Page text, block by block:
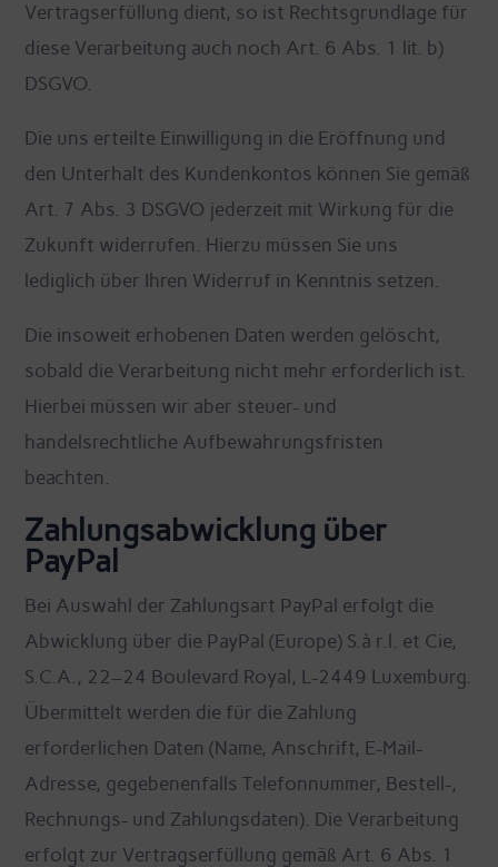
Vertragserfüllung dient, so ist Rechtsgrundlage für
diese Verarbeitung auch noch Art. 6 Abs. 1 lit. b)
DSGVO.
Die uns erteilte Einwilligung in die Eröffnung und
den Unterhalt des Kundenkontos können Sie gemäß
Art. 7 Abs. 3 DSGVO jederzeit mit Wirkung für die
Zukunft widerrufen. Hierzu müssen Sie uns
lediglich über Ihren Widerruf in Kenntnis setzen.
Die insoweit erhobenen Daten werden gelöscht,
sobald die Verarbeitung nicht mehr erforderlich ist.
Hierbei müssen wir aber steuer- und
handelsrechtliche Aufbewahrungsfristen
beachten.
Zahlungsabwicklung über
PayPal
Bei Auswahl der Zahlungsart PayPal erfolgt die
Abwicklung über die PayPal (Europe) S.à r.l. et Cie,
S.C.A., 22–24 Boulevard Royal, L-2449 Luxemburg.
Übermittelt werden die für die Zahlung
erforderlichen Daten (Name, Anschrift, E-Mail-
Adresse, gegebenenfalls Telefonnummer, Bestell-,
Rechnungs- und Zahlungsdaten). Die Verarbeitung
erfolgt zur Vertragserfüllung gemäß Art. 6 Abs. 1